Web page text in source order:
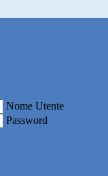
Nome Utente
Password